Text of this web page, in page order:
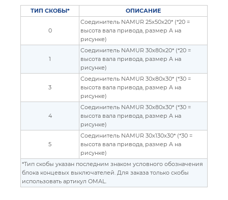
ТИП СКОБЫ* ОПИСАНИЕ
0
Соединитель NAMUR 25x50x20* (*20 =
высота вала привода, размер A на
рисунке)
1
Соединитель NAMUR 30x80x20* (*20 =
высота вала привода, размер A на
рисунке)
3
Соединитель NAMUR 30x80x30* (*30 =
высота вала привода, размер A на
рисунке)
4
Соединитель NAMUR 30x80x30* (*30 =
высота вала привода, размер A на
рисунке)
5
Соединитель NAMUR 30x130x30* (*30 =
высота вала привода, размер A на
рисунке)
*Тип скобы указан последним знаком условного обозначения
блока концевых выключателей. Для заказа только скобы
использовать артикул OMAL.